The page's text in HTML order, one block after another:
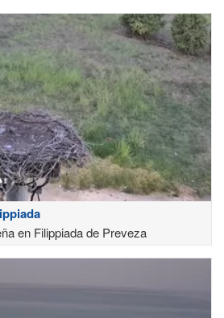
en Filippiada de Preveza